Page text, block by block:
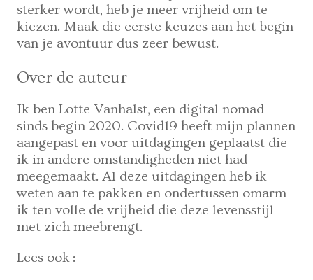
sterker wordt, heb je meer vrijheid om te
kiezen. Maak die eerste keuzes aan het begin
van je avontuur dus zeer bewust.
Over de auteur
Ik ben Lotte Vanhalst, een digital nomad
sinds begin 2020. Covid19 heeft mijn plannen
aangepast en voor uitdagingen geplaatst die
ik in andere omstandigheden niet had
meegemaakt. Al deze uitdagingen heb ik
weten aan te pakken en ondertussen omarm
ik ten volle de vrijheid die deze levensstijl
met zich meebrengt.
Lees ook :